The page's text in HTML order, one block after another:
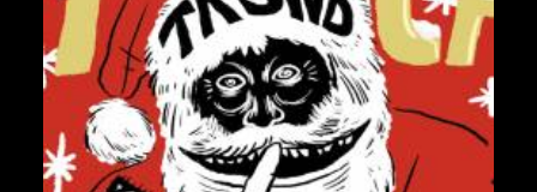
RICERCA
LOGIN / REGISTER